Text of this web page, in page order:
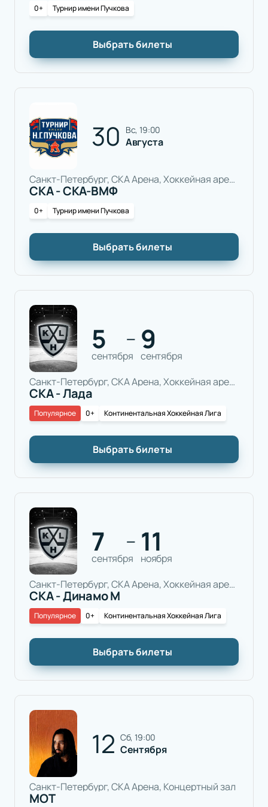
0+ Турнир имени Пучкова
Выбрать билеты
30 вс, 19:00
Августа
Санкт-Петербург, СКА Арена, Хоккейная арена
СКА - СКА-ВМФ
0+ Турнир имени Пучкова
Выбрать билеты
5
сентября
— 9
сентября
Санкт-Петербург, СКА Арена, Хоккейная арена
СКА - Лада
0+ Континентальная Хоккейная Лига
Популярное
Выбрать билеты
7
сентября
— 11
ноября
Санкт-Петербург, СКА Арена, Хоккейная арена
СКА - Динамо М
0+ Континентальная Хоккейная Лига
Популярное
Выбрать билеты
12 сб, 19:00
Сентября
Санкт-Петербург, СКА Арена, Концертный зал
МОТ